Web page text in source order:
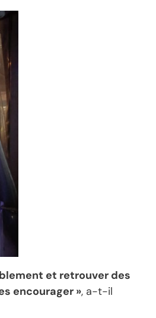
et retrouver des
encourager », a-t-il